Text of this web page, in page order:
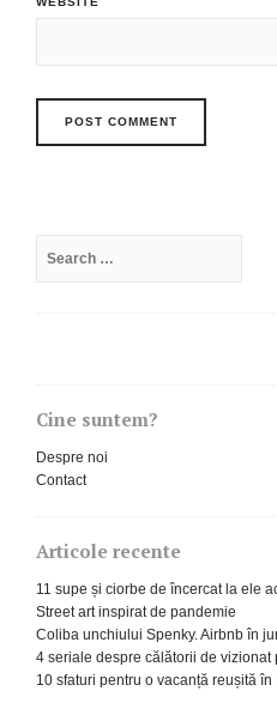
for:
Cine suntem?
Despre noi
Contact
Articole recente
11 supe și ciorbe de încercat la ele
Street art inspirat de pandemie
Coliba unchiului Spenky. Airbnb în
4 seriale despre călătorii de vizionat
10 sfaturi pentru o vacanță reușită în